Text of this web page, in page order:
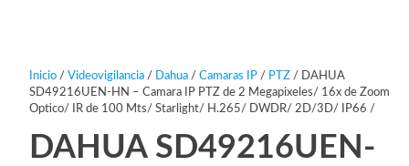
Inicio/ Videovigilancia/ Dahua/ Camaras IP/ PTZ/ DAHUA
SD49216UEN-HN – Camara IP PTZ de 2 Megapixeles/ 16x de Zoom
Optico/ IR de 100 Mts/ Starlight/ H.265/ DWDR/ 2D/3D/ IP66 /
DAHUA SD49216UEN-